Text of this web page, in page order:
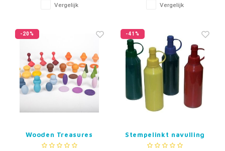
Vergelijk Vergelijk
-20%
Wooden Treasures
Taster Set
-41%
Stempelinkt navulling